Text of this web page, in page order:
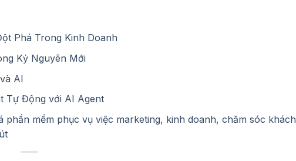
Phá Trong Kinh Doanh
Kỷ Nguyên Mới
AI
Tự Động với AI Agent
mềm phục vụ việc marketing, kinh doanh, chăm sóc khách